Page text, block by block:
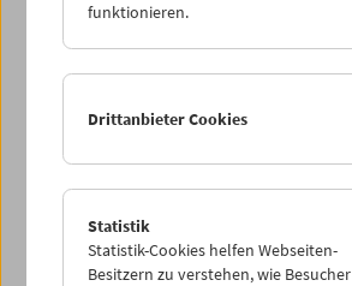
Share on
Filmsammlung
funktionieren.
Drittanbieter Cookies
Statistik
Statistik-Cookies helfen Webseiten-
Besitzern zu verstehen, wie Besucher